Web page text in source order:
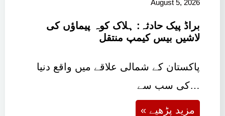
August 5, 2026
براڈ پیک حادثہ: ہلاک کوہ پیماؤں کی
لاشیں بیس کیمپ منتقل
پاکستان کے شمالی علاقے میں واقع دنیا
کی سب سے…
« مزید پڑھیے